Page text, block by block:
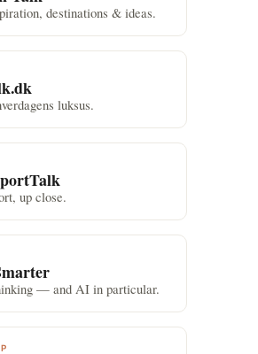
destinations & ideas.
luksus.
up close.
— and AI in particular.